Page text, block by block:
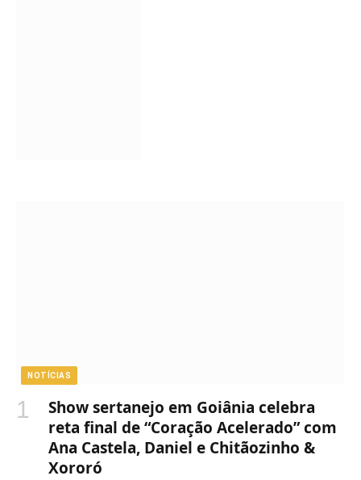
NOTÍCIAS
Show sertanejo em Goiânia celebra
reta final de “Coração Acelerado” com
Ana Castela, Daniel e Chitãozinho &
Xororó